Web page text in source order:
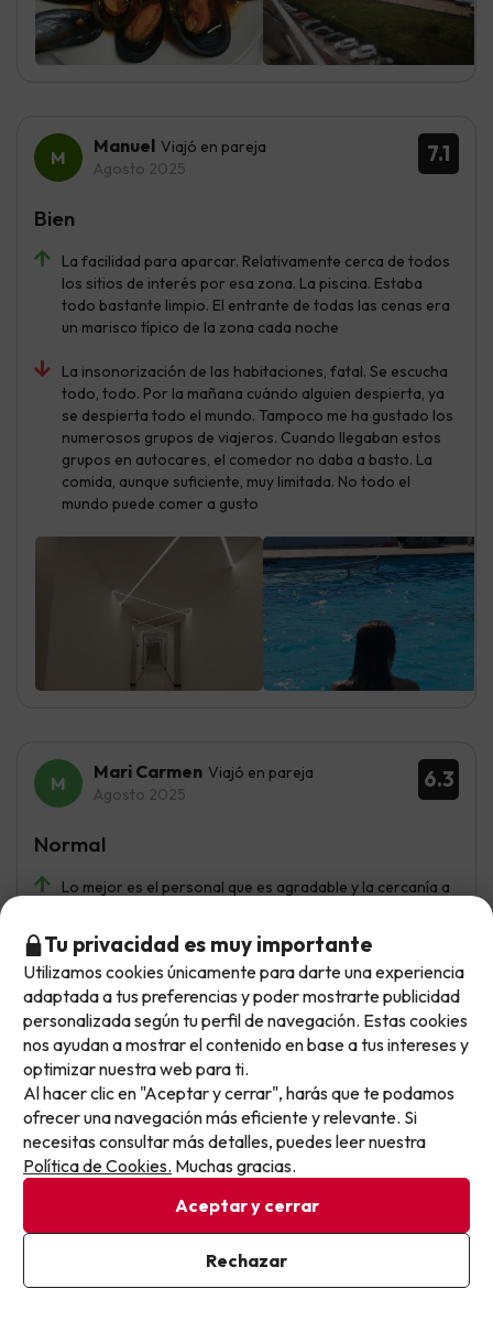
7.1
Manuel Viajó en pareja
Agosto 2025
La facilidad para aparcar. Relativamente cerca de todos
los sitios de interés por esa zona. La piscina. Estaba
todo bastante limpio. El entrante de todas las cenas era
un marisco típico de la zona cada noche
La insonorización de las habitaciones, fatal. Se escucha
todo, todo. Por la mañana cuándo alguien despierta, ya
se despierta todo el mundo. Tampoco me ha gustado los
numerosos grupos de viajeros. Cuando llegaban estos
grupos en autocares, el comedor no daba a basto. La
comida, aunque suficiente, muy limitada. No todo el
mundo puede comer a gusto
Bien
6.3
Mari Carmen Viajó en pareja
Agosto 2025
Lo mejor es el personal que es agradable y la cercanía a
Lo peor las habitaciones que cuentan con solo un
enchufe en la pared alejado de la cama, además el
descanso es difícil debido a los portazos que hay que dar
para cerrar las puertas, el ruido de las cañerías y la
gente constantemente hablando desde las 7 de la
mañana en los pasillos. En cuanto a la comida del buffet
muy poca variedad.
Normal
6.9
Fer
Agosto 2025
Aperitivos en las cenas,algunos productos como las
No llegas tarde: llegas al siguiente.
Este chollo ya ha caducado, pero cada día lanzamos
nuevas oportunidades para viajar mejor y pagar
menos.
Apúntate y que el próximo no se te escape.
Pon tu mejor e-mail
Ya estoy suscrito
Al suscribirte, confirmas haber leído y estar de acuerdo con la
Tu privacidad es muy importante
Utilizamos cookies únicamente para darte una experiencia
adaptada a tus preferencias y poder mostrarte publicidad
personalizada según tu perfil de navegación. Estas cookies
nos ayudan a mostrar el contenido en base a tus intereses y
optimizar nuestra web para ti.
Al hacer clic en "Aceptar y cerrar", harás que te podamos
ofrecer una navegación más eficiente y relevante. Si
necesitas consultar más detalles, puedes leer nuestra
Política de Cookies. Muchas gracias.
Aceptar y cerrar
Rechazar